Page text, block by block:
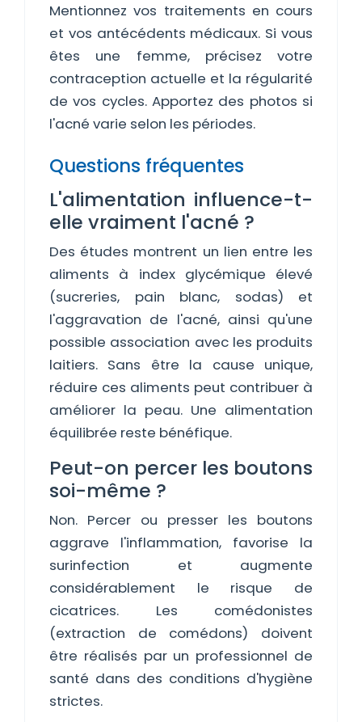
Mentionnez vos traitements en cours
et vos antécédents médicaux. Si vous
êtes une femme, précisez votre
contraception actuelle et la régularité
de vos cycles. Apportez des photos si
l'acné varie selon les périodes.
Questions fréquentes
L'alimentation influence-t-
elle vraiment l'acné ?
Des études montrent un lien entre les
aliments à index glycémique élevé
(sucreries, pain blanc, sodas) et
l'aggravation de l'acné, ainsi qu'une
possible association avec les produits
laitiers. Sans être la cause unique,
réduire ces aliments peut contribuer à
améliorer la peau. Une alimentation
équilibrée reste bénéfique.
Peut-on percer les boutons
soi-même ?
Non. Percer ou presser les boutons
aggrave l'inflammation, favorise la
surinfection et augmente
considérablement le risque de
cicatrices. Les comédonistes
(extraction de comédons) doivent
être réalisés par un professionnel de
santé dans des conditions d'hygiène
strictes.